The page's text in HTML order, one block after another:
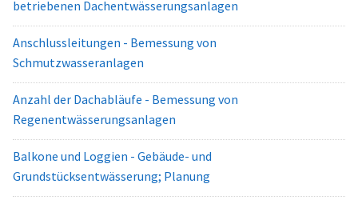
betriebenen Dachentwässerungsanlagen
Anschlussleitungen - Bemessung von
Schmutzwasseranlagen
Anzahl der Dachabläufe - Bemessung von
Regenentwässerungsanlagen
Balkone und Loggien - Gebäude- und
Grundstücksentwässerung; Planung